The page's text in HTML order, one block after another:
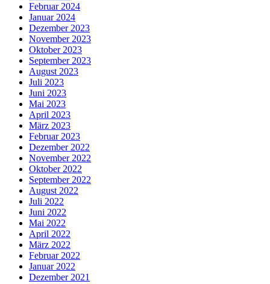
Februar 2024
Januar 2024
Dezember 2023
November 2023
Oktober 2023
September 2023
August 2023
Juli 2023
Juni 2023
Mai 2023
April 2023
März 2023
Februar 2023
Dezember 2022
November 2022
Oktober 2022
September 2022
August 2022
Juli 2022
Juni 2022
Mai 2022
April 2022
März 2022
Februar 2022
Januar 2022
Dezember 2021